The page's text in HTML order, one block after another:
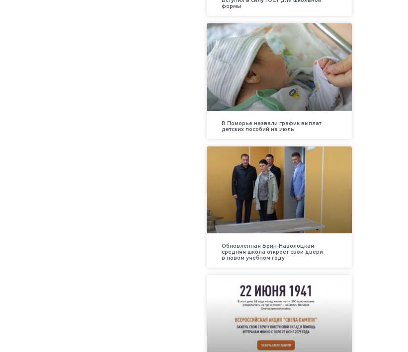
формы
В Поморье назвали график выплат
детских пособий на июль
Обновленная Брин-Наволоцкая
средняя школа откроет свои двери
в новом учебном году